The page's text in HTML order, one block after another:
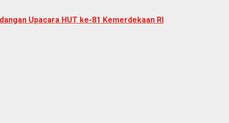
Upacara HUT ke-81 Kemerdekaan RI